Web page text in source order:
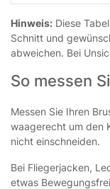
Hinweis: Diese
Schnitt und
abweichen. Bei
So messen
Messen Sie Ihren
waagerecht um den
nicht einschneiden.
Bei Fliegerjacken,
etwas